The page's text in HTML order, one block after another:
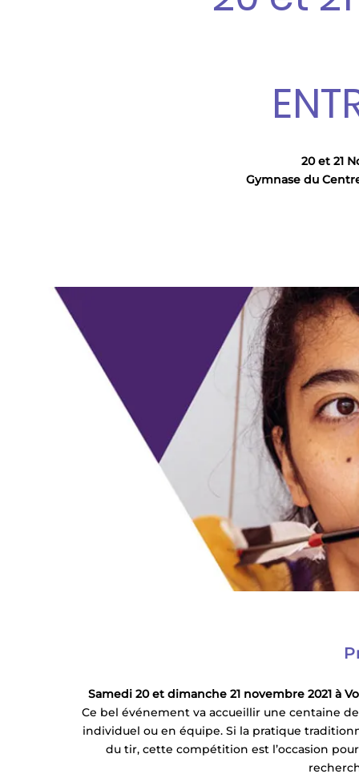
20 et 21
Gymnase du
Samedi 20 et dimanche 21 novembre 2021 à
Ce bel événement va accueillir une centaine
individuel ou en équipe. Si la pratique
du tir, cette compétition est l’occasion